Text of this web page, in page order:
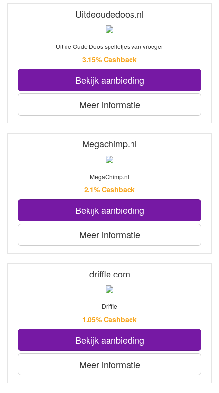
Uitdeoudedoos.nl
Uit de Oude Doos spelletjes van vroeger
3.15% Cashback
Bekijk aanbieding
Meer informatie
Megachimp.nl
MegaChimp.nl
2.1% Cashback
Bekijk aanbieding
Meer informatie
driffle.com
Driffle
1.05% Cashback
Bekijk aanbieding
Meer informatie